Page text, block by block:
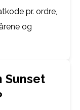
pr. ordre,
og
Sunset